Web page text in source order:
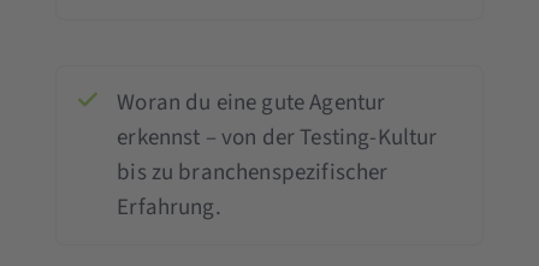
Woran du eine gute Agentur
erkennst – von der Testing-Kultur
bis zu branchenspezifischer
Erfahrung.